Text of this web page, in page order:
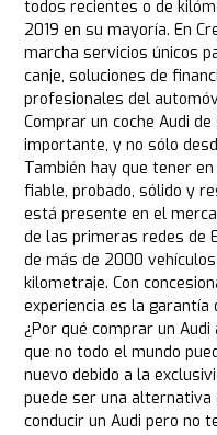
todos recientes o de
2019 en su mayoría. En
marcha servicios únicos
canje, soluciones de
profesionales del
Comprar un coche Audi
importante, y no sólo
También hay que tener
fiable, probado, sólido y
está presente en el
de las primeras redes de
de más de 2000
kilometraje. Con
experiencia es la
¿Por qué comprar un
que no todo el mundo
nuevo debido a la
puede ser una
conducir un Audi pero no